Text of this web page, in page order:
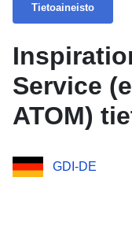
Tietoaineisto
Service
ATOM)
GDI-DE